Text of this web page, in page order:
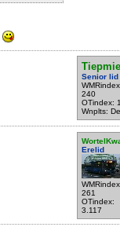
Senior lid
240
OTindex:
Wnplts:
Erelid
261
OTindex:
3.117